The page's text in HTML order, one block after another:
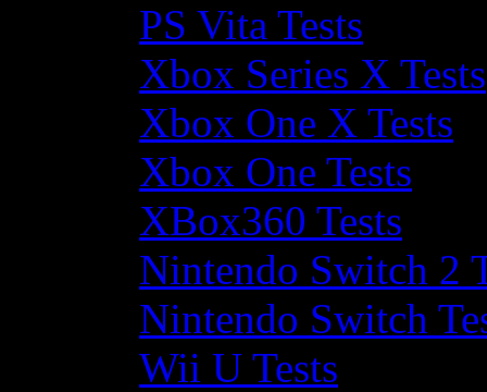
PS Vita Tests
Xbox Series X Tests
Xbox One X Tests
Xbox One Tests
XBox360 Tests
Nintendo Switch 2
Nintendo Switch
Wii U Tests